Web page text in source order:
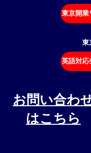
東京開
東
英語対
お問い合わ
はこちら